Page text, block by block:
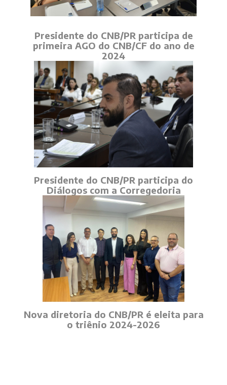
Presidente do CNB/PR participa de
primeira AGO do CNB/CF do ano de
2024
Presidente do CNB/PR participa do
Diálogos com a Corregedoria
Nova diretoria do CNB/PR é eleita para
o triênio 2024-2026